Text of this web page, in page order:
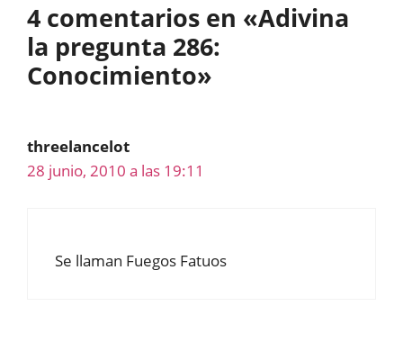
4 comentarios en «Adivina
la pregunta 286:
Conocimiento»
threelancelot
28 junio, 2010 a las 19:11
Se llaman Fuegos Fatuos